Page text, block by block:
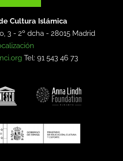
Cultura Islámica
3 - 2º dcha -28015 Madrid
Tel: 91 543 46 73